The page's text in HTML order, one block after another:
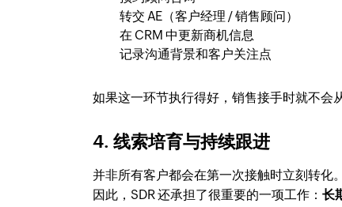
转交 AE（客户经理 / 销售顾问）
在 CRM 中更新商机信息
记录沟通背景和客户关注点
如果这一环节执行得好，销售接手时就不会
4. 线索培育与持续跟进
并非所有客户都会在第一次接触时立刻转化。
因此，SDR 还承担了很重要的一项工作：长